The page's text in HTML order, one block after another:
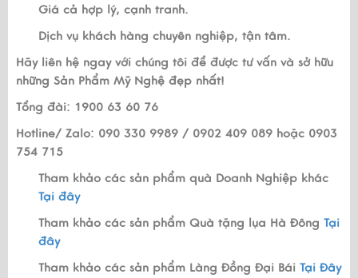
Giá cả hợp lý, cạnh tranh.
Dịch vụ khách hàng chuyên nghiệp, tận tâm.
Hãy liên hệ ngay với chúng tôi để được tư vấn và sở hữu
những Sản Phẩm Mỹ Nghệ đẹp nhất!
Tổng đài: 1900 63 60 76
Hotline/ Zalo: 090 330 9989 / 0902 409 089 hoặc 0903
754 715
Tham khảo các sản phẩm quà Doanh Nghiệp khác
Tại đây
Tham khảo các sản phẩm Quà tặng lụa Hà Đông Tại
đây
Tham khảo các sản phẩm Làng Đồng Đại Bái Tại Đây